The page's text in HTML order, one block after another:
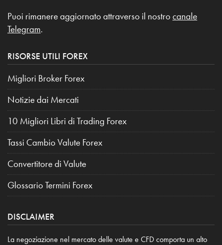
Puoi rimanere aggiornato attraverso il nostro canale
Telegram.
RISORSE UTILI FOREX
Migliori Broker Forex
Notizie dai Mercati
10 Migliori Libri di Trading Forex
Tassi Cambio Valute Forex
Convertitore di Valute
Glossario Termini Forex
DISCLAIMER
La negoziazione nel mercato delle valute e CFD comporta un alto